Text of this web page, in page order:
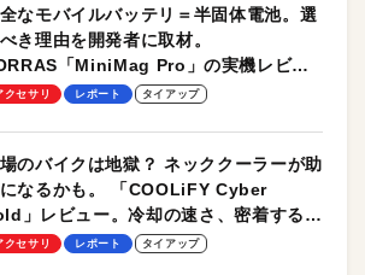
なモバイルバッテリ＝半固体電池。選
き理由を開発者に取材。
「MiniMag Pro」の実機レビュ
クセサリ レポート タイアップ
のバイクは地獄？ ネッククーラーが助
なるかも。 「COOLiFY Cyber
」レビュー。冷却の速さ、密着する冷
レート、シンプルな操作性がグッド！
クセサリ レポート タイアップ